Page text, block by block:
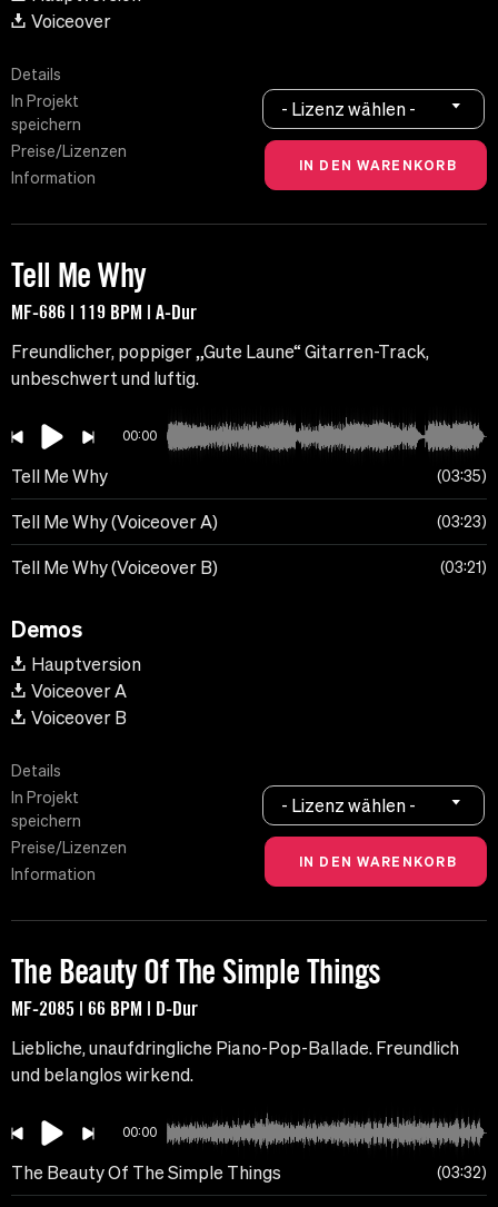
Voiceover
Details
In Projekt
speichern
Preise/Lizenzen
Information
- Lizenz wählen -
Tell Me Why
MF-686 | 119 BPM | A-Dur
Freundlicher, poppiger „Gute Laune“ Gitarren-Track,
unbeschwert und luftig.
00:00
Tell Me Why 03:35
Tell Me Why (Voiceover A) 03:23
Tell Me Why (Voiceover B) 03:21
Demos
Hauptversion
Voiceover A
Voiceover B
Details
In Projekt
speichern
Preise/Lizenzen
Information
- Lizenz wählen -
The Beauty Of The Simple Things
MF-2085 | 66 BPM | D-Dur
Liebliche, unaufdringliche Piano-Pop-Ballade. Freundlich
und belanglos wirkend.
00:00
The Beauty Of The Simple Things 03:32